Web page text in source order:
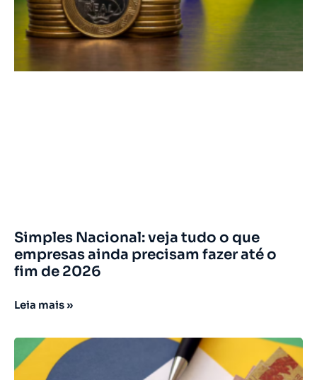
Simples Nacional: veja tudo o que
empresas ainda precisam fazer até o
fim de 2026
Leia mais »